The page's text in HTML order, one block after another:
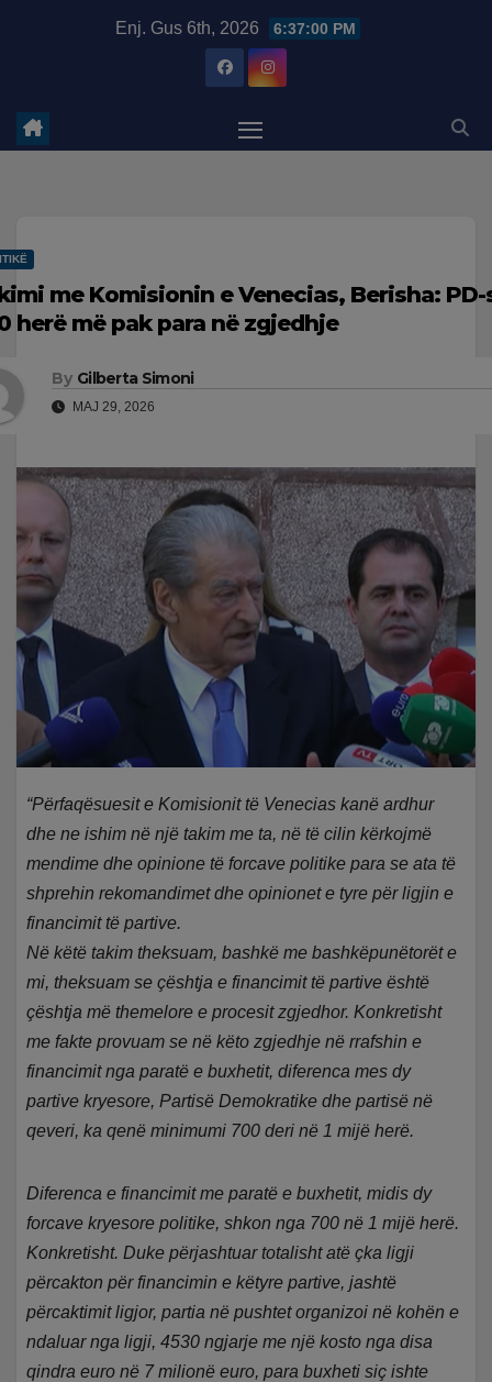
Enj. Gus 6th, 2026 6:37:01 PM
me Komisionin e Venecias, Berisha:
herë më pak para në zgjedhje
By Gilberta Simoni
MAJ 29, 2026
“Përfaqësuesit e Komisionit të Venecias kanë ardhur
dhe ne ishim në një takim me ta, në të cilin kërkojmë
mendime dhe opinione të forcave politike para se ata të
shprehin rekomandimet dhe opinionet e tyre për ligjin e
financimit të partive.
Në këtë takim theksuam, bashkë me bashkëpunëtorët e
mi, theksuam se çështja e financimit të partive është
çështja më themelore e procesit zgjedhor. Konkretisht
me fakte provuam se në këto zgjedhje në rrafshin e
financimit nga paratë e buxhetit, diferenca mes dy
partive kryesore, Partisë Demokratike dhe partisë në
qeveri, ka qenë minimumi 700 deri në 1 mijë herë.
Diferenca e financimit me paratë e buxhetit, midis dy
forcave kryesore politike, shkon nga 700 në 1 mijë herë.
Konkretisht. Duke përjashtuar totalisht atë çka ligji
përcakton për financimin e këtyre partive, jashtë
përcaktimit ligjor, partia në pushtet organizoi në kohën e
ndaluar nga ligji, 4530 ngjarje me një kosto nga disa
qindra euro në 7 milionë euro, para buxheti siç ishte